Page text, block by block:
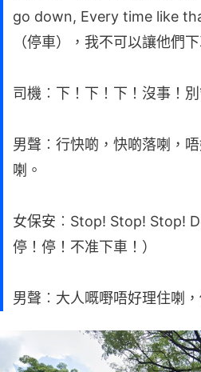
go down, Every time like
（停車），我不可以讓他們下
司機︰下！下！下！沒事！
男聲︰行快啲，快啲落喇，
喇。
女保安︰Stop! Stop! Stop!
停！停！不准下車！）
男聲︰大人嘅嘢唔好理住喇